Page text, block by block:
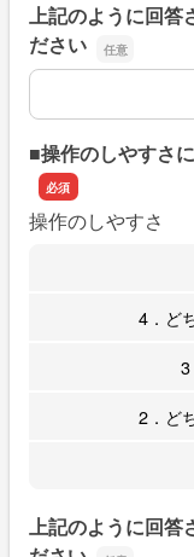
上記のように回答
ださい
上記のように回答
■操作のしやすさ
操作のしやすさ
4．ど
2．ど
上記のように回答